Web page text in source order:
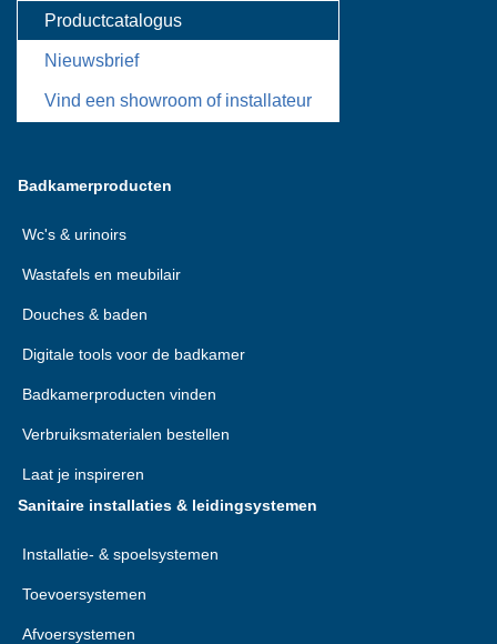
Productcatalogus
Nieuwsbrief
Vind een showroom of installateur
Badkamerproducten
Wc's & urinoirs
Wastafels en meubilair
Douches & baden
Digitale tools voor de badkamer
Badkamerproducten vinden
Verbruiksmaterialen bestellen
Laat je inspireren
Sanitaire installaties & leidingsystemen
Installatie- & spoelsystemen
Toevoersystemen
Afvoersystemen